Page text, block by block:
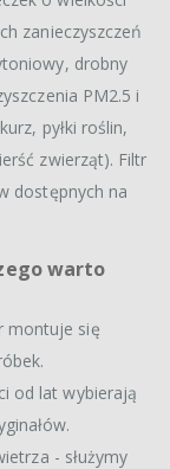
zanieczyszczeń
drobny
PM2.5 i
pyłki roślin,
zwierząt). Filtr
dostępnych na
warto
montuje się
od lat wybierają
- służymy